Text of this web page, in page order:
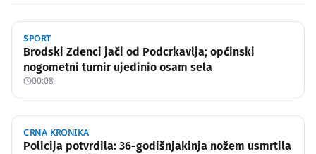
SPORT
Brodski Zdenci jači od Podcrkavlja; općinski
nogometni turnir ujedinio osam sela
00:08
CRNA KRONIKA
Policija potvrdila: 36-godišnjakinja nožem usmrtila